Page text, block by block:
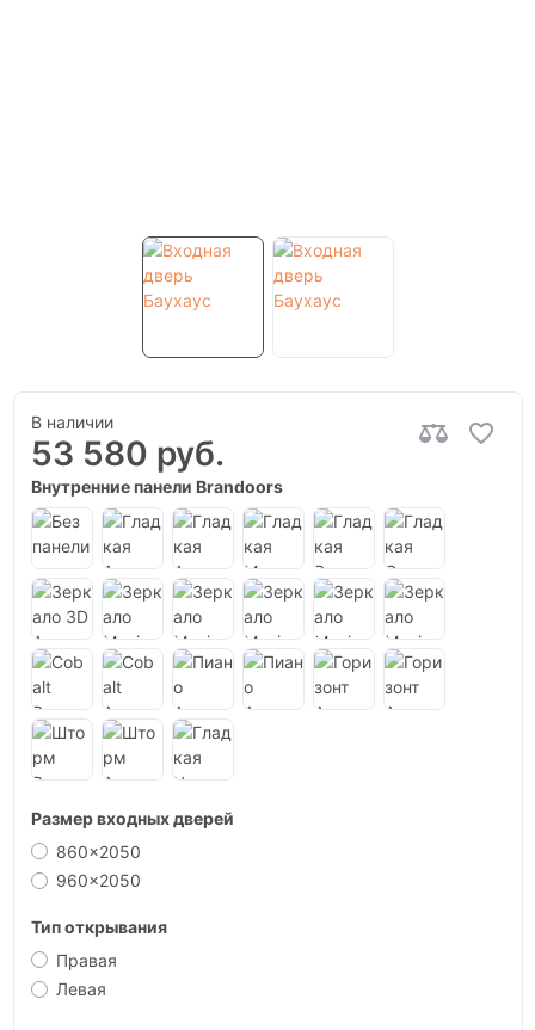
В наличии
53 580 руб.
Внутренние панели Brandoors
Размер входных дверей
860x2050
960x2050
Тип открывания
Правая
Левая